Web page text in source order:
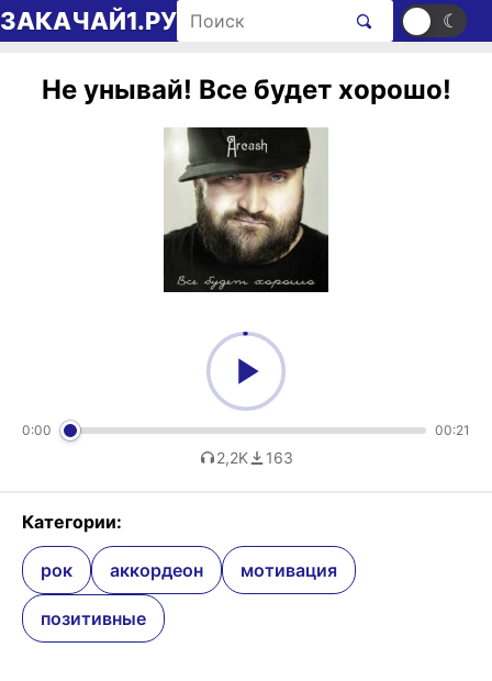
Перейти к содержимому
ЗАКАЧАЙ1.РУ Поиск рингтонов ☀ ☾
Не унывай! Все будет хорошо!
0:00 00:21
2,2K 163
Категории:
рок аккордеон мотивация
позитивные